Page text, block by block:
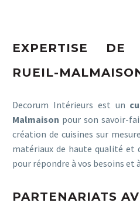
EXPERTISE
RUEIL-
Decorum Intérieurs est un
Malmaison pour son savoir-
création de cuisines sur
matériaux de haute qualité et
pour répondre à vos besoins et
PARTENARIATS